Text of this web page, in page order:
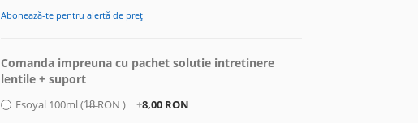
Abonează-te pentru alertă de preț
Comanda impreuna cu pachet solutie intretinere
lentile + suport
Esoyal 100ml (1̶8̶ RON ) +8,00 RON